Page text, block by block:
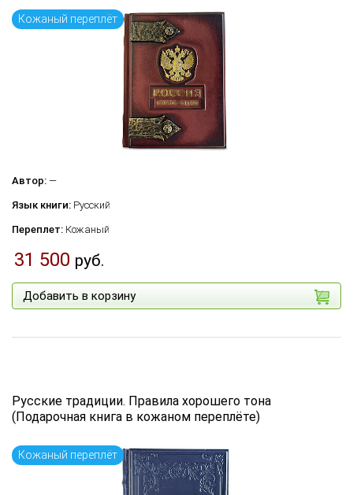
Кожаный переплёт
Автор: —
Язык книги: Русский
Переплет: Кожаный
31 500 руб.
Добавить в корзину
Русские традиции. Правила хорошего тона
(Подарочная книга в кожаном переплёте)
Кожаный переплёт